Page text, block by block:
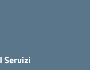
I Servizi